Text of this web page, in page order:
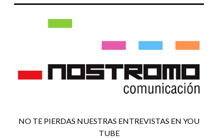
NO TE PIERDAS NUESTRAS ENTREVISTAS EN YOU
TUBE